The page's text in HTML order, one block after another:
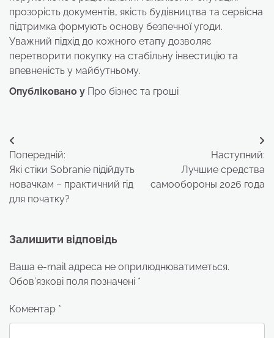
прозорість документів, якість будівництва та сервісна
підтримка формують основу безпечної угоди.
Уважний підхід до кожного етапу дозволяє
перетворити покупку на стабільну інвестицію та
впевненість у майбутньому.
Опубліковано у Про бізнес та гроші
Навігація
записів
Попередній:
Які стіки Sobranie підійдуть
новачкам – практичний гід
для початку?
Наступний:
Лучшие средства
самообороны 2026 года
Залишити відповідь
Ваша e-mail адреса не оприлюднюватиметься.
Обов’язкові поля позначені *
Коментар *